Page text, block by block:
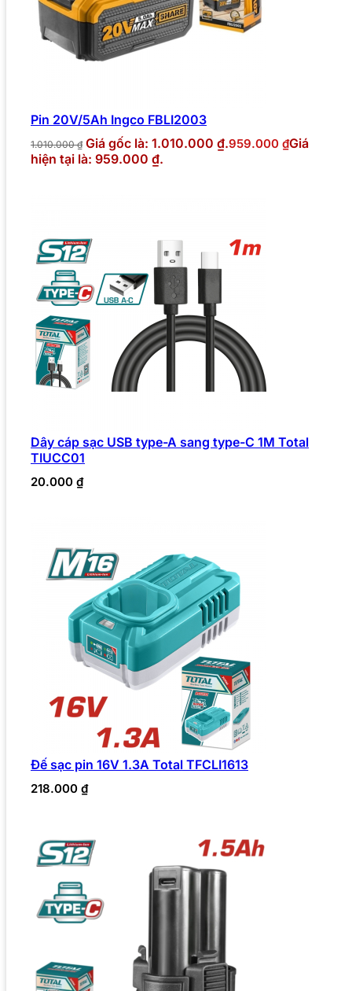
Pin 20V/5Ah Ingco FBLI2003
1.010.000₫ Giá gốc là: 1.010.000 ₫.959.000 ₫Giá
hiện tại là: 959.000 ₫.
Dây cáp sạc USB type-A sang type-C 1M Total
TIUCC01
20.000 ₫
Đế sạc pin 16V 1.3A Total TFCLI1613
218.000 ₫